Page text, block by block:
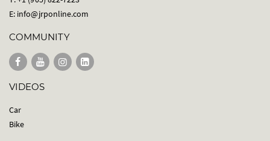
E: info@jrponline.com
COMMUNITY
VIDEOS
Car
Bike